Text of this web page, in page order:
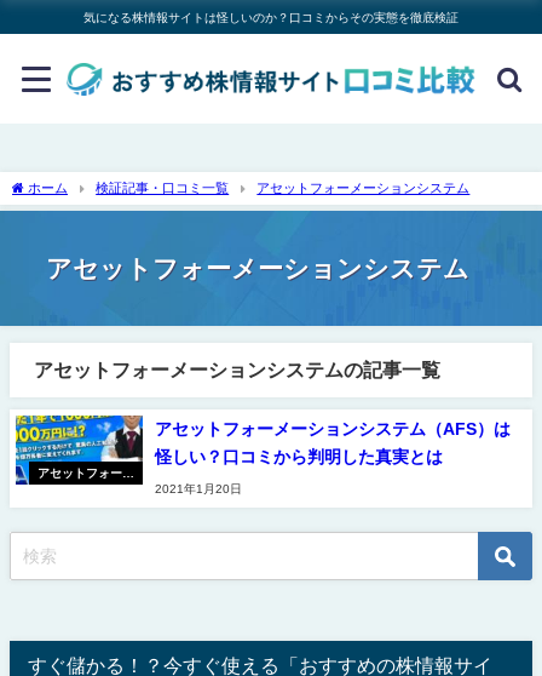
気になる株情報サイトは怪しいのか？口コミからその実態を徹底検証
ホーム 検証記事・口コミ一覧 アセットフォーメーションシステム
アセットフォーメーションシステム
アセットフォーメーションシステムの記事一覧
アセットフォーメ
アセットフォーメーションシステム（AFS）は
怪しい？口コミから判明した真実とは
2021年1月20日
すぐ儲かる！？今すぐ使える「おすすめの株情報サイ